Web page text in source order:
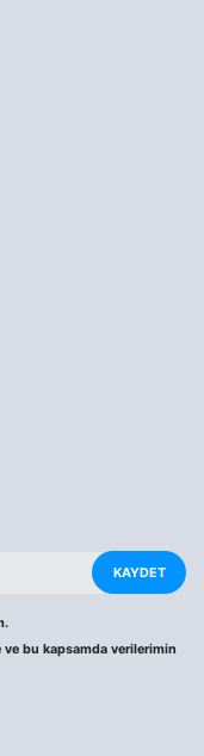
KAYDET
bu kapsamda verilerimin